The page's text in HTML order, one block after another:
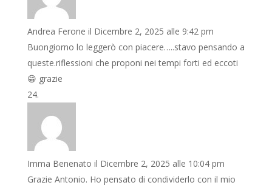
Andrea Ferone il Dicembre 2, 2025 alle 9:42 pm
Buongiorno lo leggerò con piacere…..stavo pensando a
queste.riflessioni che proponi nei tempi forti ed eccoti
😁 grazie
Imma Benenato il Dicembre 2, 2025 alle 10:04 pm
Grazie Antonio. Ho pensato di condividerlo con il mio